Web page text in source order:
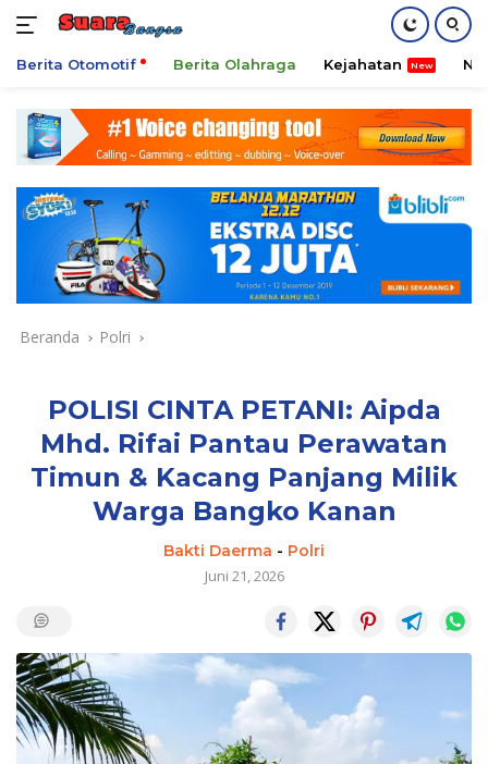
konten
Berita Otomotif Berita Olahraga Kejahatan
Beranda Polri
POLISI CINTA PETANI: Aipda
Mhd. Rifai Pantau Perawatan
Timun & Kacang Panjang Milik
Warga Bangko Kanan
Bakti Daerma - Polri
Juni 21, 2026